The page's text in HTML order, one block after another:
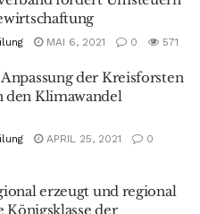
MAI 6, 2021 0 571
der Kreisforsten
den Klimawandel
APRIL 25, 2021
0
erzeugt und regional
Königsklasse der